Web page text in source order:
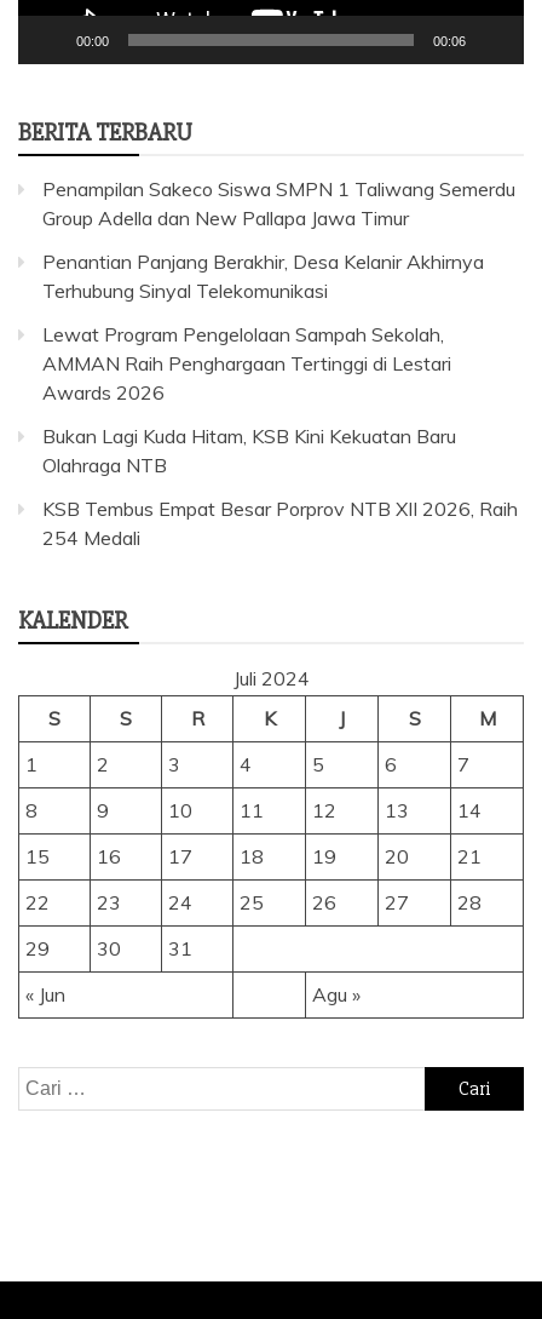
00:00 00:06
BERITA TERBARU
Penampilan Sakeco Siswa SMPN 1 Taliwang Semerdu
Group Adella dan New Pallapa Jawa Timur
Penantian Panjang Berakhir, Desa Kelanir Akhirnya
Terhubung Sinyal Telekomunikasi
Lewat Program Pengelolaan Sampah Sekolah,
AMMAN Raih Penghargaan Tertinggi di Lestari
Awards 2026
Bukan Lagi Kuda Hitam, KSB Kini Kekuatan Baru
Olahraga NTB
KSB Tembus Empat Besar Porprov NTB XII 2026, Raih
254 Medali
KALENDER
Juli 2024
S
S R K J S M
« Jun Agu »
1 2 3 4 5 6
7
8
9 10 11 12 13
14
15
16 17 18 19 20
21
22
23 24 25 26 27
28
29
30 31
Cari
untuk: